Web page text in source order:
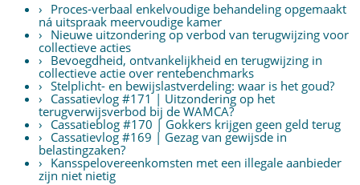
Proces-verbaal enkelvoudige behandeling opgemaakt
ná uitspraak meervoudige kamer
Nieuwe uitzondering op verbod van terugwijzing voor
collectieve acties
Bevoegdheid, ontvankelijkheid en terugwijzing in
collectieve actie over rentebenchmarks
Stelplicht- en bewijslastverdeling: waar is het goud?
Cassatievlog #171 | Uitzondering op het
terugverwijsverbod bij de WAMCA?
Cassatieblog #170 | Gokkers krijgen geen geld terug
Cassatievlog #169 | Gezag van gewijsde in
belastingzaken?
Kansspelovereenkomsten met een illegale aanbieder
zijn niet nietig